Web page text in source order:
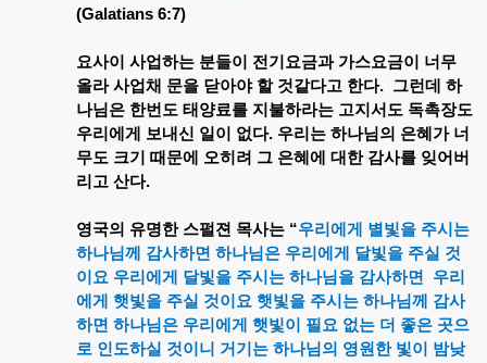
(Galatians 6:7)
요사이 사업하는 분들이 전기요금과 가스요금이
너무
올라 사업채 문을 닫아야 할 것같다고 한다. 그런데
하
나님은 한번도 태양료를 지불하라는 고지서도 독촉장도
우리에게
보내신 일이 없다. 우리는 하나님의 은혜가 너
무도 크기 때문에 오히려 그 은혜에 대한 감사를 잊어버
리고 산다.
영국의 유명한 스펄젼 목사는 “우리에게 별빛을 주시는
하나님께
감사하면 하나님은 우리에게 달빛을 주실 것
이요 우리에게 달빛을 주시는 하나님을 감사하면
우리
에게
햇빛을 주실 것이요 햇빛을 주시는 하나님께
감사
하면 하나님은 우리에게 햇빛이 필요 없는 더 좋은 곳으
로 인도하실 것이니 거기는 하나님의 영원한 빛이
밤낮